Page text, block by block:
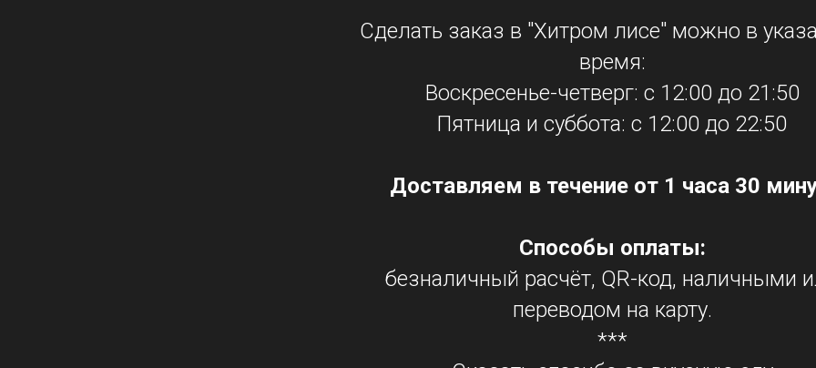
Сделать заказ в "Хитром лисе" можно в
время:
Воскресенье-четверг: с 12:00 до 21:50
Пятница и суббота: с 12:00 до 22:50
Доставляем в течение от 1 часа 30
Способы оплаты:
безналичный расчёт, QR-код, наличными
переводом на карту.
***